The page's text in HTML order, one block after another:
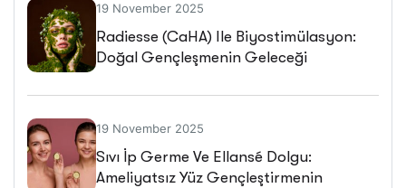
19 November 2025
Radiesse (CaHA) Ile Biyostimülasyon:
Doğal Gençleşmenin Geleceği
19 November 2025
Sıvı İp Germe Ve Ellansé Dolgu:
Ameliyatsız Yüz Gençleştirmenin